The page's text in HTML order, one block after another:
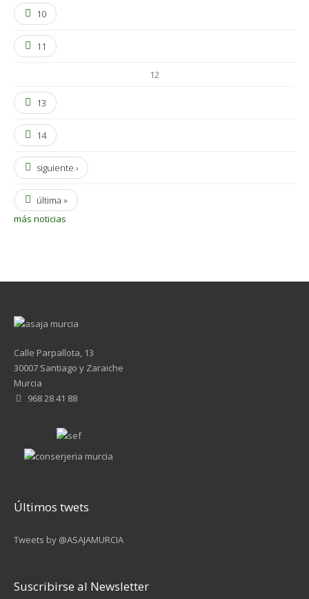
10
11
12
13
14
siguiente ›
última »
más noticias
Calle Parpallota, 13
30007 Santiago y Zaraiche
Murcia
968 28 41 88
Últimos twets
Tweets by @ASAJAMURCIA
Suscribirse al Newsletter